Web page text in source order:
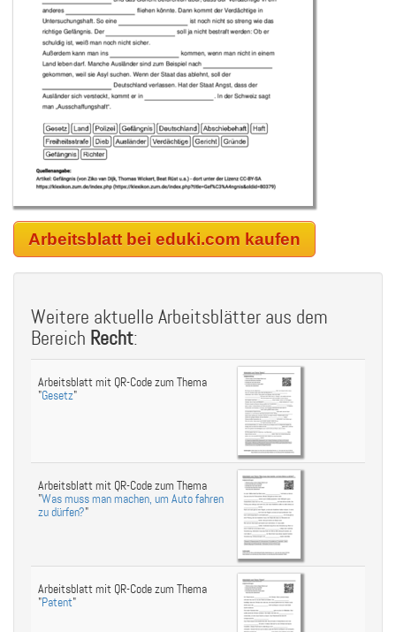
Arbeitsblatt bei eduki.com kaufen
Weitere aktuelle Arbeitsblätter aus dem
Bereich Recht:
Arbeitsblatt mit QR-Code zum Thema
"Gesetz"
Arbeitsblatt mit QR-Code zum Thema
"Was muss man machen, um Auto fahren
zu dürfen?"
Arbeitsblatt mit QR-Code zum Thema
"Patent"